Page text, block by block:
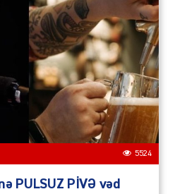
5524
PULSUZ PİVƏ vəd